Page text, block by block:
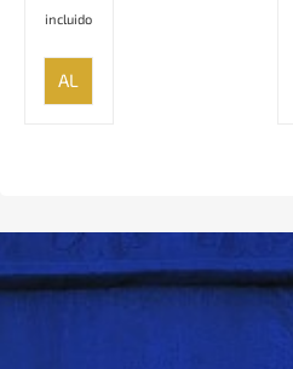
incluido
AL
CARRITO